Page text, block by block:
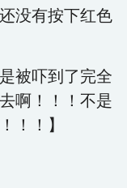
没有按下红色
被吓到了完全
啊！！！不是
！！】